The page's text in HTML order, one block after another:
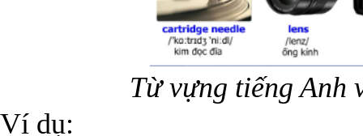
Từ vựng tiếng Anh
Ví dụ: